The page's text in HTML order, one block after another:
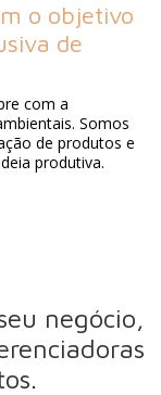
o objetivo
de
com a
Somos
de produtos e
produtiva.
negócio,